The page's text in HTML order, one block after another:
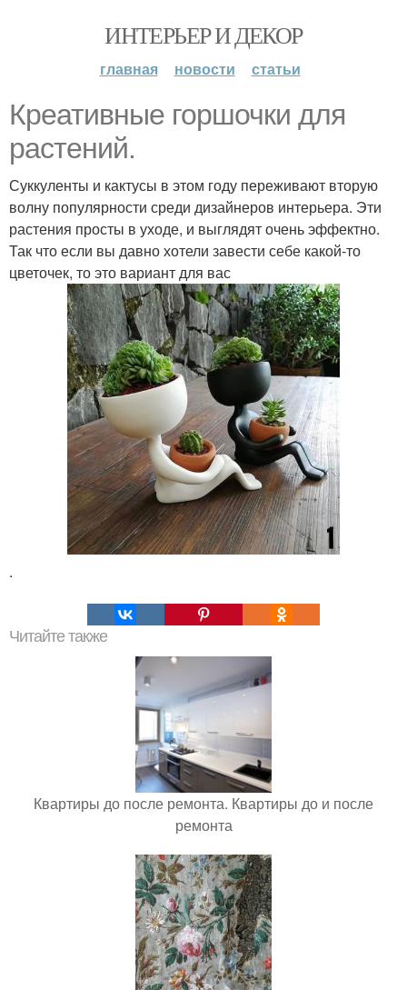
ИНТЕРЬЕР И ДЕКОР
главная новости статьи
Креативные горшочки для
растений.
Суккуленты и кактусы в этом году переживают вторую
волну популярности среди дизайнеров интерьера. Эти
растения просты в уходе, и выглядят очень эффектно.
Так что если вы давно хотели завести себе какой-то
цветочек, то это вариант для вас
.
Читайте также
Квартиры до после ремонта. Квартиры до и после
ремонта